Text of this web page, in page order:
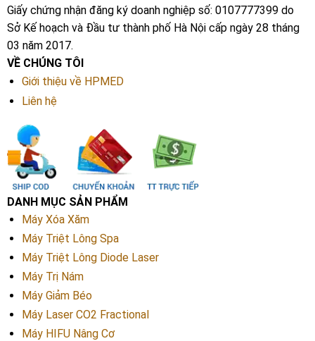
Giấy chứng nhận đăng ký doanh nghiệp số: 0107777399 do
Sở Kế hoạch và Đầu tư thành phố Hà Nội cấp ngày 28 tháng
03 năm 2017.
VỀ CHÚNG TÔI
Giới thiệu về HPMED
Liên hệ
DANH MỤC SẢN PHẨM
Máy Xóa Xăm
Máy Triệt Lông Spa
Máy Triệt Lông Diode Laser
Máy Trị Nám
Máy Giảm Béo
Máy Laser CO2 Fractional
Máy HIFU Nâng Cơ